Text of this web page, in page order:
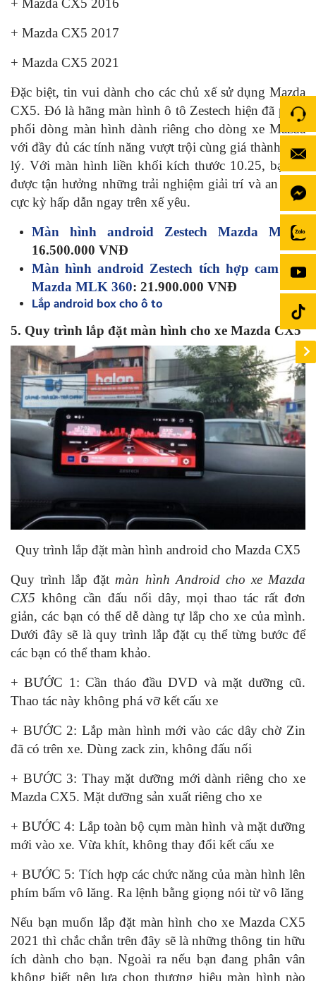
+ Mazda CX5 2016
+ Mazda CX5 2017
+ Mazda CX5 2021
Đặc biệt, tin vui dành cho các chủ xế sử dụng Mazda
CX5. Đó là hãng màn hình ô tô Zestech hiện đã phân
phối dòng màn hình dành riêng cho dòng xe Mazda
với đầy đủ các tính năng vượt trội cùng giá thành hợp
lý. Với màn hình liền khối kích thước 10.25, bạn sẽ
được tận hưởng những trải nghiệm giải trí và an toàn
cực kỳ hấp dẫn ngay trên xế yêu.
Màn hình android Zestech Mazda MLK:
16.500.000 VNĐ
Màn hình android Zestech tích hợp cam 360
Mazda MLK 360: 21.900.000 VNĐ
Lắp android box cho ô to
5. Quy trình lắp đặt màn hình cho xe Mazda CX5
Quy trình lắp đặt màn hình android cho Mazda CX5
Quy trình lắp đặt màn hình Android cho xe Mazda
CX5 không cần đấu nối dây, mọi thao tác rất đơn
giản, các bạn có thể dễ dàng tự lắp cho xe của mình.
Dưới đây sẽ là quy trình lắp đặt cụ thể từng bước để
các bạn có thể tham khảo.
+ BƯỚC 1: Cần tháo đầu DVD và mặt dưỡng cũ.
Thao tác này không phá vỡ kết cấu xe
+ BƯỚC 2: Lắp màn hình mới vào các dây chờ Zin
đã có trên xe. Dùng zack zin, không đấu nối
+ BƯỚC 3: Thay mặt dưỡng mới dành riêng cho xe
Mazda CX5. Mặt dưỡng sản xuất riêng cho xe
+ BƯỚC 4: Lắp toàn bộ cụm màn hình và mặt dưỡng
mới vào xe. Vừa khít, không thay đổi kết cấu xe
+ BƯỚC 5: Tích hợp các chức năng của màn hình lên
phím bấm vô lăng. Ra lệnh bằng giọng nói từ vô lăng
Nếu bạn muốn lắp đặt màn hình cho xe Mazda CX5
2021 thì chắc chắn trên đây sẽ là những thông tin hữu
ích dành cho bạn. Ngoài ra nếu bạn đang phân vân
không biết nên lựa chọn thương hiệu màn hình nào